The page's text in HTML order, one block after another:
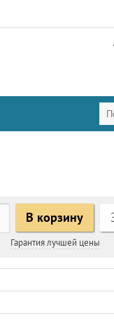
В корзину
Гарантия лучшей цены